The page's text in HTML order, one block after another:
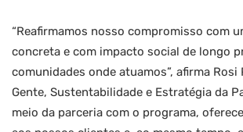
“Reafirmamos nosso compromisso com
concreta e com impacto social de longo
comunidades onde atuamos”, afirma
Gente, Sustentabilidade e Estratégia da
meio da parceria com o programa,